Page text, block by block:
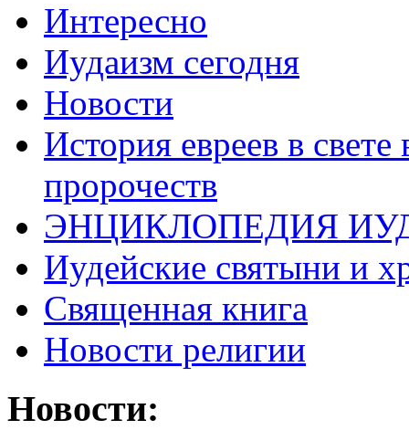
Интересно
Иудаизм сегодня
Новости
История евреев в
пророчеств
ЭНЦИКЛОПЕДИЯ
Иудейские святыни и
Священная книга
Новости религии
Новости: